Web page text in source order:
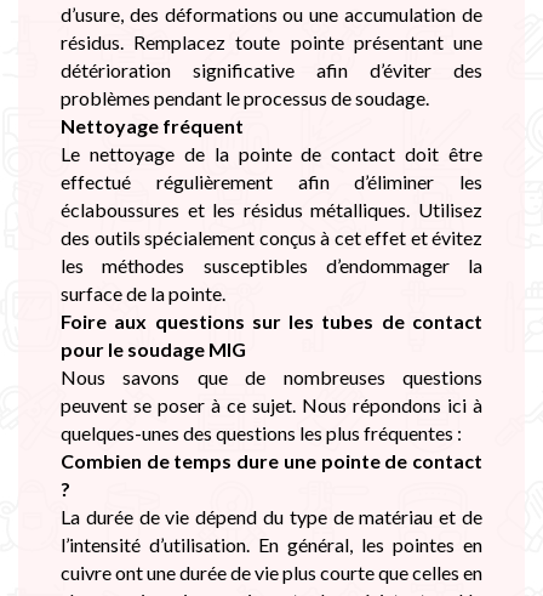
d’usure, des déformations ou une accumulation de
résidus. Remplacez toute pointe présentant une
détérioration significative afin d’éviter des
problèmes pendant le processus de soudage.
Nettoyage fréquent
Le nettoyage de la pointe de contact doit être
effectué régulièrement afin d’éliminer les
éclaboussures et les résidus métalliques. Utilisez
des outils spécialement conçus à cet effet et évitez
les méthodes susceptibles d’endommager la
surface de la pointe.
Foire aux questions sur les tubes de contact
pour le soudage MIG
Nous savons que de nombreuses questions
peuvent se poser à ce sujet. Nous répondons ici à
quelques-unes des questions les plus fréquentes :
Combien de temps dure une pointe de contact
?
La durée de vie dépend du type de matériau et de
l’intensité d’utilisation. En général, les pointes en
cuivre ont une durée de vie plus courte que celles en